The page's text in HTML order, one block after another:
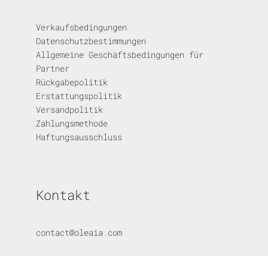
Verkaufsbedingungen
Datenschutzbestimmungen
Allgemeine Geschäftsbedingungen für
Partner
Rückgabepolitik
Erstattungspolitik
Versandpolitik
Zahlungsmethode
Haftungsausschluss
Kontakt
contact@oleaia.com